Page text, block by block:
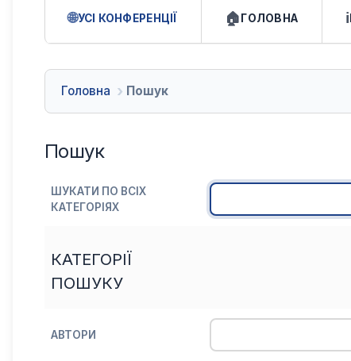
УСІ КОНФЕРЕНЦІЇ ГОЛОВНА
Головна Пошук
Пошук
ШУКАТИ ПО ВСІХ
КАТЕГОРІЯХ
КАТЕГОРІЇ
ПОШУКУ
АВТОРИ